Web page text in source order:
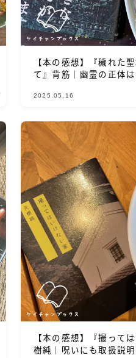
【本の感想】『穢れた
て』背筋｜幽霊の正体
2025.05.16
【本の感想】『撮って
樹純｜呪いにも取扱説